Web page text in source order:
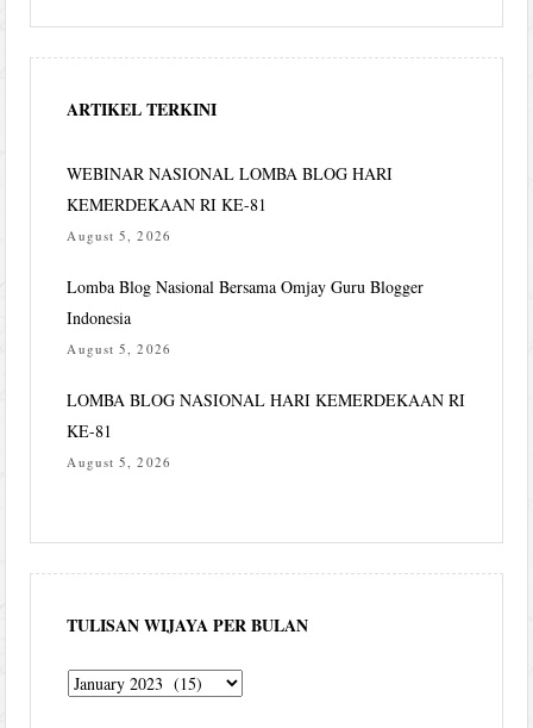
ARTIKEL TERKINI
WEBINAR NASIONAL LOMBA BLOG HARI
KEMERDEKAAN RI KE-81
August 5, 2026
Lomba Blog Nasional Bersama Omjay Guru Blogger
Indonesia
August 5, 2026
LOMBA BLOG NASIONAL HARI KEMERDEKAAN RI
KE-81
August 5, 2026
TULISAN WIJAYA PER BULAN
Tulisan